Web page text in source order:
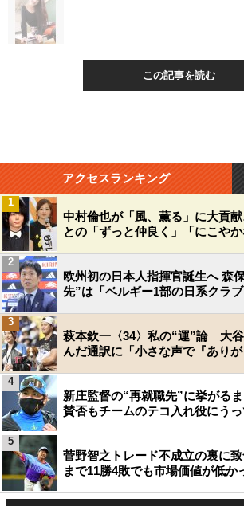
この記事を読む
アクセスランキング
中村倫也が「風、薫る」に大貢
との「ずっと仲良く」「にこや
1
欧州初の日本人指揮官誕生へ 森
先”は「ベルギー1部の日系クラ
2
萩本欽一〈34〉私の“運”論 大
んだ通訳に「小さな声で『ありが
3
新庄監督の“再就職先”に挙がる
賛否もチームのテコ入れ役にう
4
菅野智之トレード不成立の裏に
まで11勝4敗でも市場価値が低か
5